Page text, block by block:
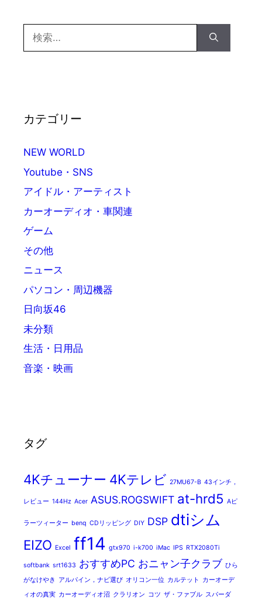
索:
カテゴリー
NEW WORLD
Youtube・SNS
アイドル・アーティスト
カーオーディオ・車関連
ゲーム
その他
ニュース
パソコン・周辺機器
日向坂46
未分類
生活・日用品
音楽・映画
タグ
4Kチューナー 4Kテレビ 27MU67-B 43インチ，
レビュー 144Hz Acer ASUS.ROGSWIFT at-hrd5 Aピ
ラーツィーター benq CDリッピング DIY DSP dtiシム
EIZO Excel ff14 gtx970 i-k700 iMac IPS RTX2080Ti
softbank srt1633 おすすめPC おニャン子クラブ ひら
がなけやき
アルパイン，ナビ選び オリコン一位 カルテット
カーオーデ
ィオの真実 カーオーディオ沼 クラリオン コツ ザ・ファブル スパーダ